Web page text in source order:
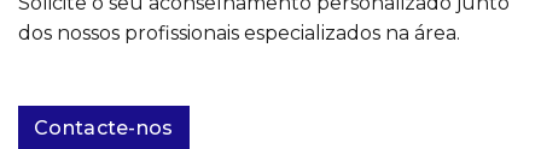
dos nossos profissionais especializados na área.
Contacte-nos